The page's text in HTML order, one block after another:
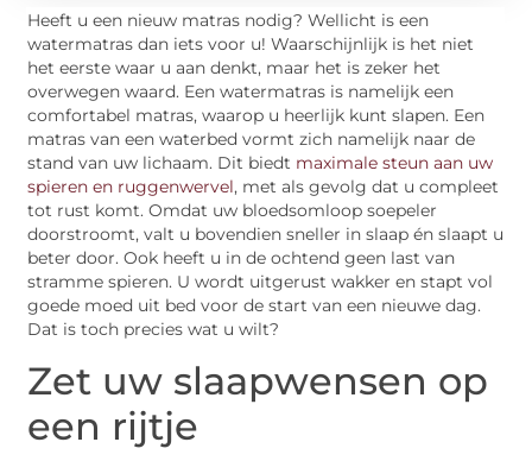
Heeft u een nieuw matras nodig? Wellicht is een
watermatras dan iets voor u! Waarschijnlijk is het niet
het eerste waar u aan denkt, maar het is zeker het
overwegen waard. Een watermatras is namelijk een
comfortabel matras, waarop u heerlijk kunt slapen. Een
matras van een waterbed vormt zich namelijk naar de
stand van uw lichaam. Dit biedt maximale steun aan uw
spieren en ruggenwervel, met als gevolg dat u compleet
tot rust komt. Omdat uw bloedsomloop soepeler
doorstroomt, valt u bovendien sneller in slaap én slaapt u
beter door. Ook heeft u in de ochtend geen last van
stramme spieren. U wordt uitgerust wakker en stapt vol
goede moed uit bed voor de start van een nieuwe dag.
Dat is toch precies wat u wilt?
Zet uw slaapwensen op
een rijtje